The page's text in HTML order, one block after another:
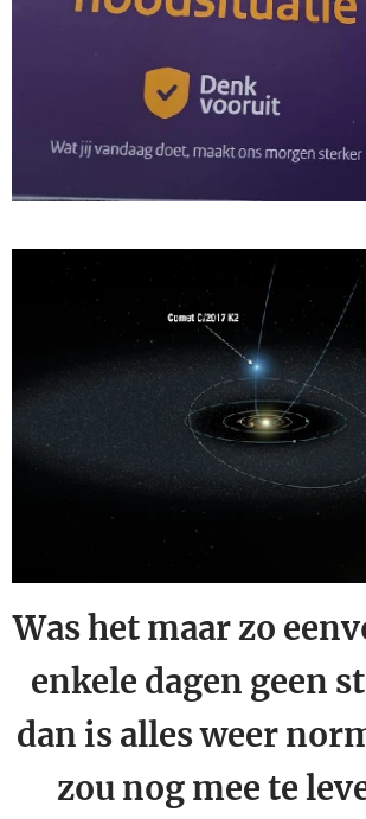
Was het maar zo
enkele dagen geen
dan is alles weer
zou nog mee te